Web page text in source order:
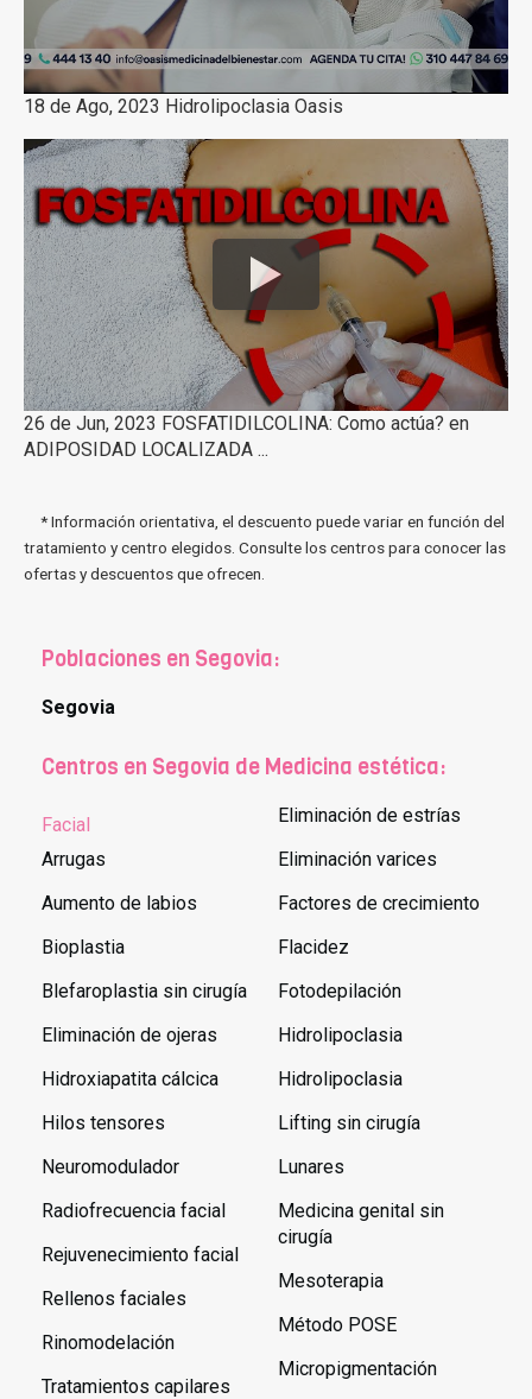
18 de Ago, 2023 Hidrolipoclasia Oasis
26 de Jun, 2023 FOSFATIDILCOLINA: Como actúa? en
ADIPOSIDAD LOCALIZADA ...
* Información orientativa, el descuento puede variar en función del
tratamiento y centro elegidos. Consulte los centros para conocer las
ofertas y descuentos que ofrecen.
Poblaciones en Segovia:
Segovia
Centros en Segovia de Medicina estética:
Facial
Arrugas
Aumento de labios
Bioplastia
Blefaroplastia sin cirugía
Eliminación de ojeras
Hidroxiapatita cálcica
Hilos tensores
Neuromodulador
Radiofrecuencia facial
Rejuvenecimiento facial
Rellenos faciales
Rinomodelación
Tratamientos capilares
Eliminación de estrías
Eliminación varices
Factores de crecimiento
Flacidez
Fotodepilación
Hidrolipoclasia
Hidrolipoclasia
Lifting sin cirugía
Lunares
Medicina genital sin
cirugía
Mesoterapia
Método POSE
Micropigmentación